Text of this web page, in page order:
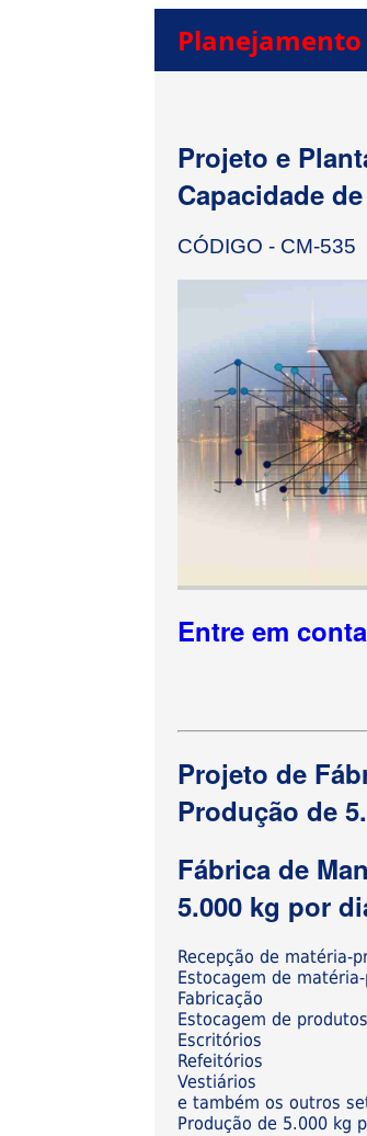
Projeto e
Capacidade
CÓDIGO - CM-535
Entre em
Projeto de
Produção de
Fábrica de
5.000 kg por
Recepção de matéria-
Estocagem de
Fabricação
Estocagem de
Escritórios
Refeitórios
Vestiários
e também os outros
Produção de 5.000 kg